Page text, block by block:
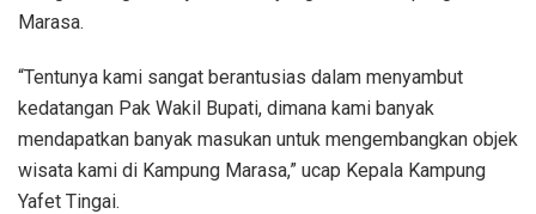
Marasa.
“Tentunya kami sangat berantusias dalam menyambut
kedatangan Pak Wakil Bupati, dimana kami banyak
mendapatkan banyak masukan untuk mengembangkan objek
wisata kami di Kampung Marasa,” ucap Kepala Kampung
Yafet Tingai.